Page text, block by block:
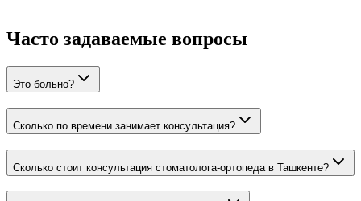
Часто задаваемые вопросы
Это больно?
Сколько по времени занимает консультация?
Сколько стоит консультация стоматолога-ортопеда в Ташкенте?